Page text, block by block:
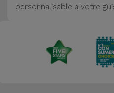
personnalisable à votre